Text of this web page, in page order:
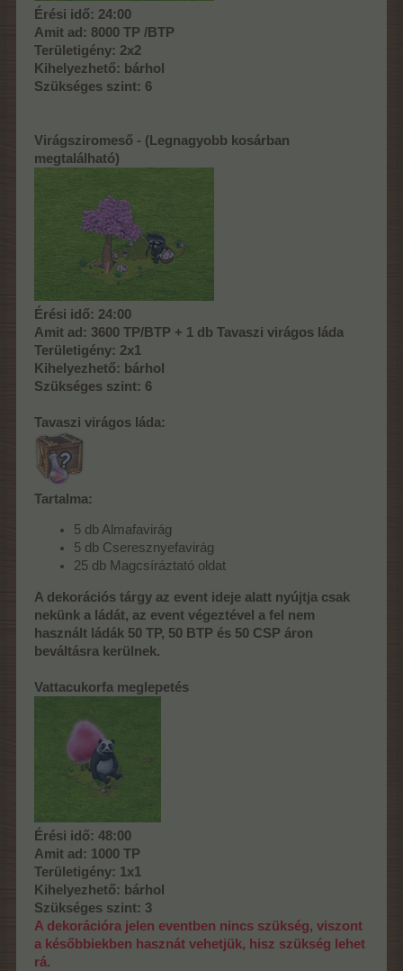
Érési idő: 24:00
Amit ad: 8000 TP /BTP
Területigény: 2x2
Kihelyezhető: bárhol
Szükséges szint: 6
Virágsziromeső - (Legnagyobb kosárban
megtalálható)
Érési idő: 24:00
Amit ad: 3600 TP/BTP + 1 db Tavaszi virágos láda
Területigény: 2x1
Kihelyezhető: bárhol
Szükséges szint: 6
Tavaszi virágos láda:
Tartalma:
5 db Almafavirág
5 db Cseresznyefavirág
25 db Magcsíráztató oldat
A dekorációs tárgy az event ideje alatt nyújtja csak
nekünk a ládát, az event végeztével a fel nem
használt ládák 50 TP, 50 BTP és 50 CSP áron
beváltásra kerülnek.
Vattacukorfa meglepetés
Érési idő: 48:00
Amit ad: 1000 TP
Területigény: 1x1
Kihelyezhető: bárhol
Szükséges szint: 3
A dekorációra jelen eventben nincs szükség, viszont
a későbbiekben hasznát vehetjük, hisz szükség lehet
rá.